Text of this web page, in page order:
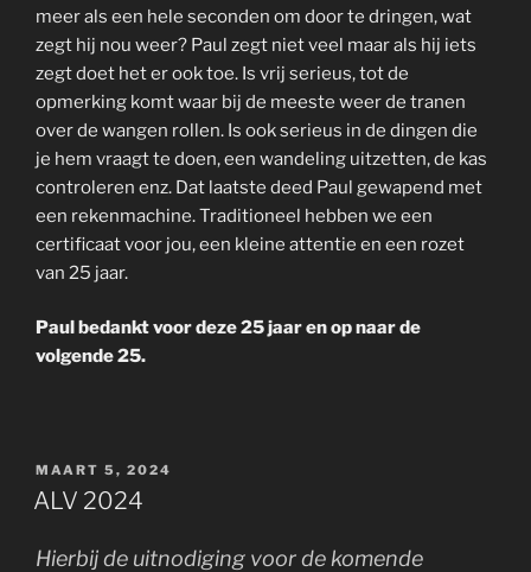
meer als een hele seconden om door te dringen, wat
zegt hij nou weer? Paul zegt niet veel maar als hij iets
zegt doet het er ook toe. Is vrij serieus, tot de
opmerking komt waar bij de meeste weer de tranen
over de wangen rollen. Is ook serieus in de dingen die
je hem vraagt te doen, een wandeling uitzetten, de kas
controleren enz. Dat laatste deed Paul gewapend met
een rekenmachine. Traditioneel hebben we een
certificaat voor jou, een kleine attentie en een rozet
van 25 jaar.
Paul bedankt voor deze 25 jaar en op naar de
volgende 25.
GEPLAATST
OP
MAART 5, 2024
ALV 2024
Hierbij de uitnodiging voor de komende